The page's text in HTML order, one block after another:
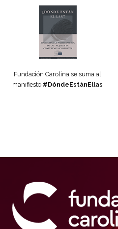
Fundación Carolina se suma al
manifiesto #DóndeEstánEllas